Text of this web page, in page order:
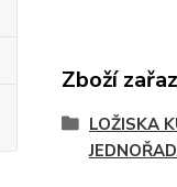
Zboží
LOŽISKA